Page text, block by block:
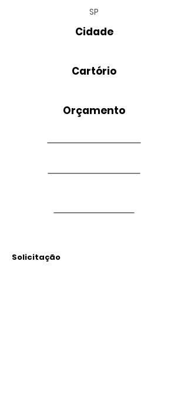
SP
Cidade
Cartório
Orçamento
Solicitação